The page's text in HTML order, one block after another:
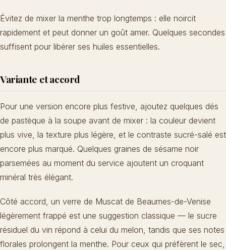
Évitez de mixer la menthe trop longtemps : elle noircit
rapidement et peut donner un goût amer. Quelques secondes
suffisent pour libérer ses huiles essentielles.
Variante et accord
Pour une version encore plus festive, ajoutez quelques dés
de pastèque à la soupe avant de mixer : la couleur devient
plus vive, la texture plus légère, et le contraste sucré-salé est
encore plus marqué. Quelques graines de sésame noir
parsemées au moment du service ajoutent un croquant
minéral très élégant.
Côté accord, un verre de Muscat de Beaumes-de-Venise
légèrement frappé est une suggestion classique — le sucre
résiduel du vin répond à celui du melon, tandis que ses notes
florales prolongent la menthe. Pour ceux qui préfèrent le sec,